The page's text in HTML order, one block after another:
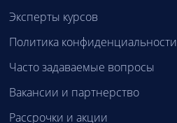
Эксперты курсов
Политика конфиденциальности
Часто задаваемые вопросы
Вакансии и партнерство
Рассрочки и акции